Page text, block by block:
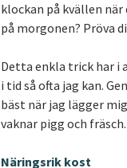
klockan på kvällen
på morgonen? Pröva
Detta enkla trick har i
i tid så ofta jag kan.
bäst när jag lägger
vaknar pigg och fräsch.
Näringsrik kost